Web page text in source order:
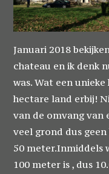
Januari 2018
chateau en ik denk
was. Wat een unieke
hectare land erbij!
van de omvang van
veel grond dus
50 meter.Inmiddels
100 meter is , dus